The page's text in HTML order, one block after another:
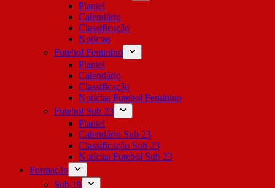
Plantel
Calendário
Classificação
Notícias
Futebol Feminino
Plantel
Calendário
Classificação
Notícias Futebol Feminino
Futebol Sub 23
Plantel
Calendário Sub 23
Classificação Sub 23
Notícias Futebol Sub 23
Formação
Sub 19